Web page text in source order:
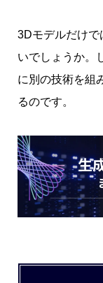
3Dモデルだけで
いでしょうか。
に別の技術を組
るのです。